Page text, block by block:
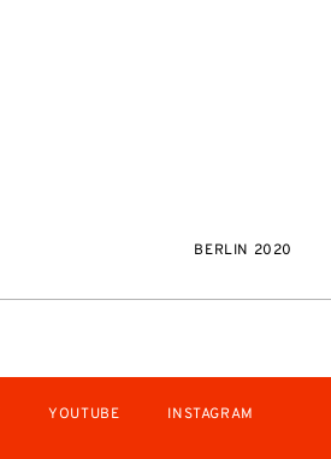
BERLIN 2020
YOUTUBE INSTAGRAM